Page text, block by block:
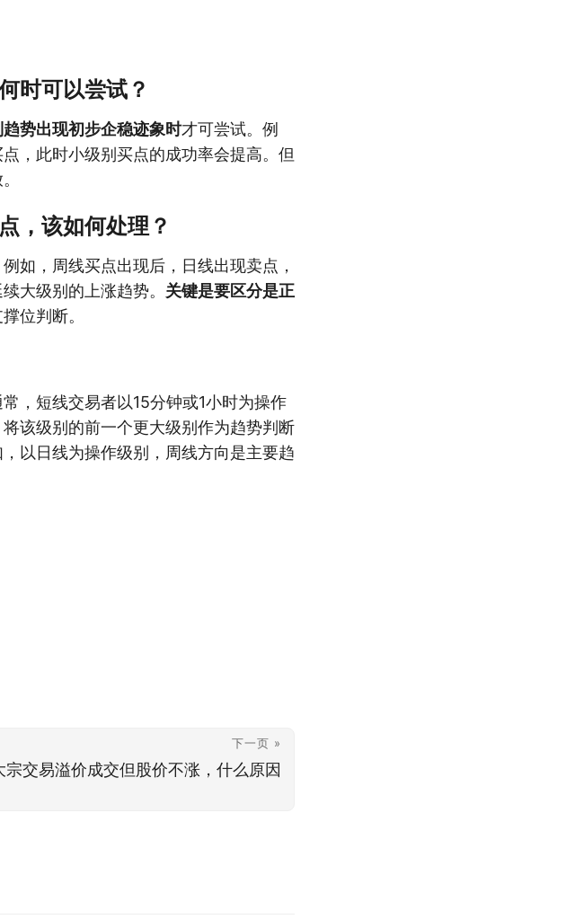
时可以尝试？
趋势出现初步企稳迹象时才可尝试。例
，此时小级别买点的成功率会提高。但
，该如何处理？
如，周线买点出现后，日线出现卖点，
大级别的上涨趋势。 关键是要区分是正
位判断。
，短线交易者以15分钟或1小时为操作
该级别的前一个更大级别作为趋势判断
以日线为操作级别，周线方向是主要趋
下一页 »
宗交易溢价成交但股价不涨，什么原因